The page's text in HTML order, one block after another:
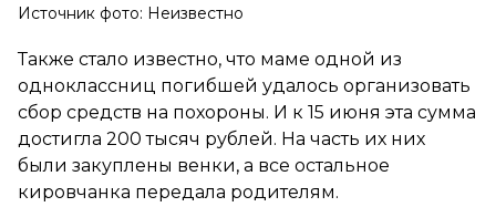
Источник фото: Неизвестно
Также стало известно, что маме одной из
одноклассниц погибшей удалось организовать
сбор средств на похороны. И к 15 июня эта сумма
достигла 200 тысяч рублей. На часть их них
были закуплены венки, а все остальное
кировчанка передала родителям.